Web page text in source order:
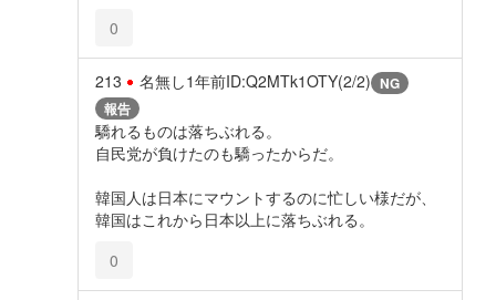
0
213 名無し1年前ID:Q2MTk1OTY(2/2) NG
報告
驕れるものは落ちぶれる。
自民党が負けたのも驕ったからだ。
韓国人は日本にマウントするのに忙しい様だが、
韓国はこれから日本以上に落ちぶれる。
0